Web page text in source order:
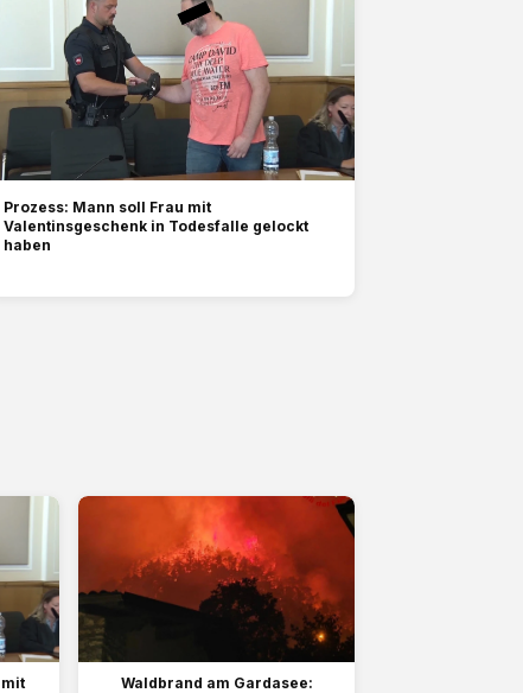
Prozess: Mann soll Frau mit
Valentinsgeschenk in Todesfalle gelockt
haben
Waldbrand am Gardasee: